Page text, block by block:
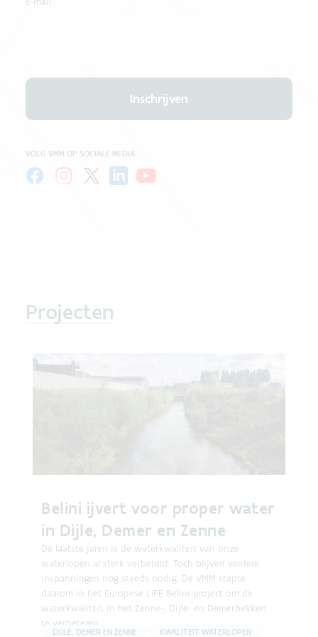
Inschrijven
VOLG VMM OP SOCIALE MEDIA
Projecten
Belini ijvert voor proper water
in Dijle, Demer en Zenne
De laatste jaren is de waterkwaliteit van onze
waterlopen al sterk verbeterd. Toch blijven verdere
inspanningen nog steeds nodig. De VMM stapte
daarom in het Europese LIFE Belini-project om de
waterkwaliteit in het Zenne-, Dijle- en Demerbekken
te verbeteren.
DIJLE, DEMER EN ZENNE KWALITEIT WATERLOPEN